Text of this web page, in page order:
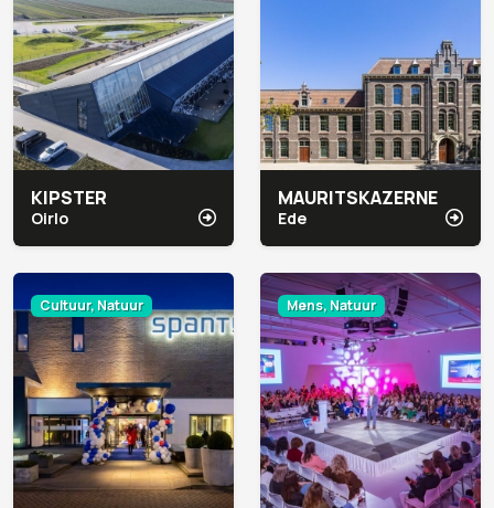
KIPSTER
Oirlo
MAURITSKAZERNE
Ede
Cultuur, Natuur Mens, Natuur